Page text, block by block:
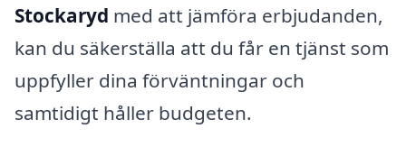
Stockaryd med att jämföra erbjudanden,
kan du säkerställa att du får en tjänst som
uppfyller dina förväntningar och
samtidigt håller budgeten.